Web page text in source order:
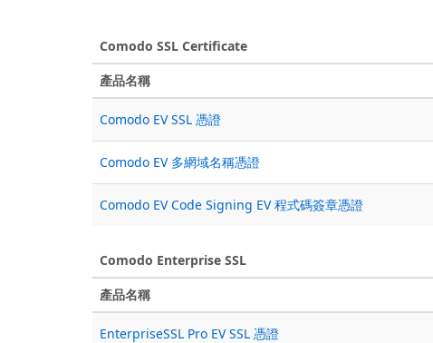
Comodo SSL Certificate
產品名稱
Comodo EV SSL 憑證
Comodo EV 多網域名稱憑證
Comodo EV Code Signing EV 程式碼簽章憑證
Comodo Enterprise SSL
產品名稱
EnterpriseSSL Pro EV SSL 憑證